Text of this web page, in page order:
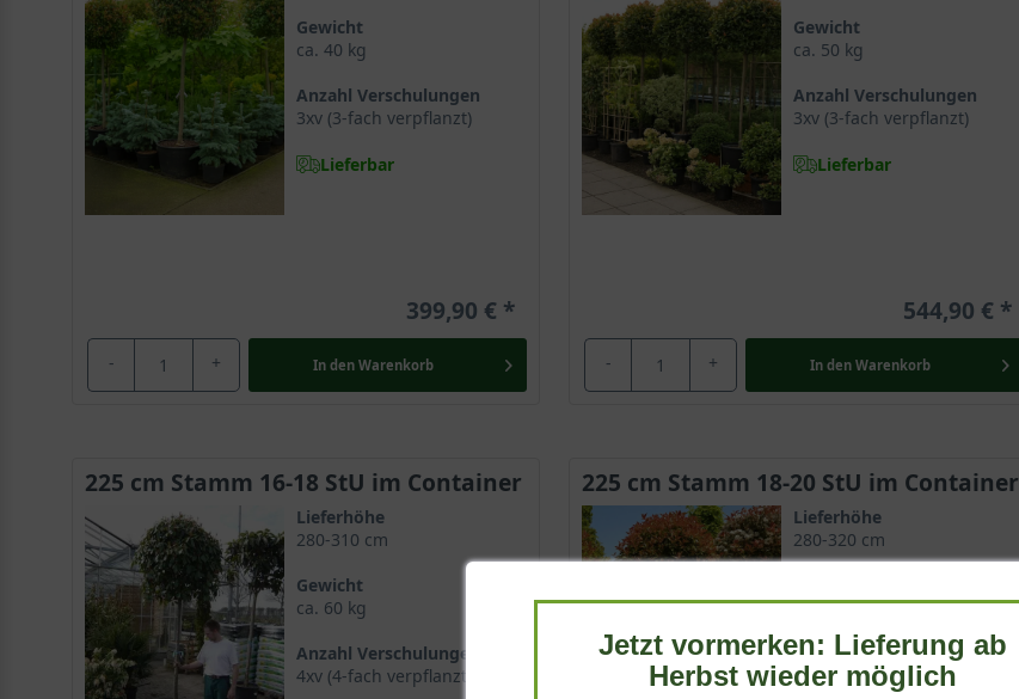
Gewicht
ca. 40 kg
Anzahl Verschulungen
3xv (3-fach verpflanzt)
Lieferbar
399,90 €
- + In den Warenkorb
Gewicht
ca. 50 kg
Anzahl Verschulungen
3xv (3-fach verpflanzt)
Lieferbar
544,90 €
- + In den Warenkorb
225 cm Stamm 16-18 StU im Container
Lieferhöhe
280-310 cm
Gewicht
ca. 60 kg
Anzahl Verschulungen
4xv (4-fach verpflanzt)
225 cm Stamm 18-20 StU im Container
Lieferhöhe
280-320 cm
ca. 80 kg
Anzahl Verschulungen
4xv (4-fach verpflanzt)
Jetzt vormerken: Lieferung ab
Herbst wieder möglich